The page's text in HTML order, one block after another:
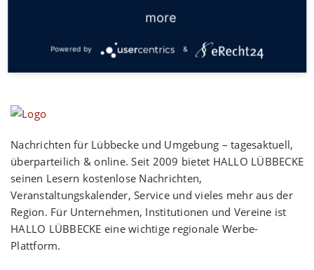
Nachrichten für Lübbecke und Umgebung – tagesaktuell,
überparteilich & online. Seit 2009 bietet HALLO LÜBBECKE
seinen Lesern kostenlose Nachrichten,
Veranstaltungskalender, Service und vieles mehr aus der
Region. Für Unternehmen, Institutionen und Vereine ist
HALLO LÜBBECKE eine wichtige regionale Werbe-
Plattform.
more
Powered by &